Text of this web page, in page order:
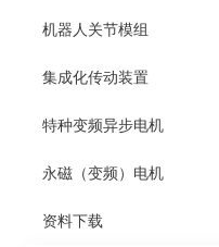
机器人关节模组
集成化传动装置
特种变频异步电机
永磁（变频）电机
资料下载